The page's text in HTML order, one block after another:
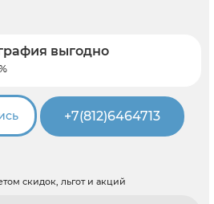
выгодно
+7(812)6464713
скидок, льгот и акций